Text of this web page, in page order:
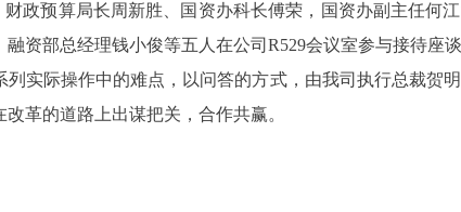
政预算局长周新胜、国资办科长傅荣，国资办副主任何
资部总经理钱小俊等五人在公司R529会议室参与接待座
实际操作中的难点，以问答的方式，由我司执行总裁贺明
革的道路上出谋把关，合作共赢。